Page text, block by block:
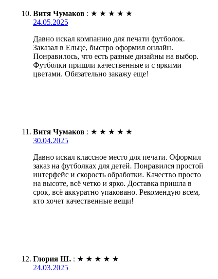
Витя Чумаков : ★ ★ ★ ★ ★
24.05.2025
Давно искал компанию для печати футболок.
Заказал в Ельце, быстро оформил онлайн.
Понравилось, что есть разные дизайны на выбор.
Футболки пришли качественные и с яркими
цветами. Обязательно закажу еще!
Витя Чумаков : ★ ★ ★ ★ ★
30.04.2025
Давно искал классное место для печати. Оформил
заказ на футболках для детей. Понравился простой
интерфейс и скорость обработки. Качество просто
на высоте, всё четко и ярко. Доставка пришла в
срок, всё аккуратно упаковано. Рекомендую всем,
кто хочет качественные вещи!
Глория Ш. : ★ ★ ★ ★ ★
24.03.2025